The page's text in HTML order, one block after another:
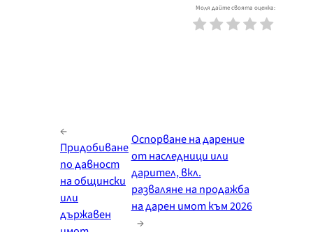
Моля дайте своята оценка:
←
Придобиване
по давност
на общински
или
държавен
Оспорване на дарение
от наследници или
дарител, вкл.
разваляне на продажба
на дарен имот към 2026
→